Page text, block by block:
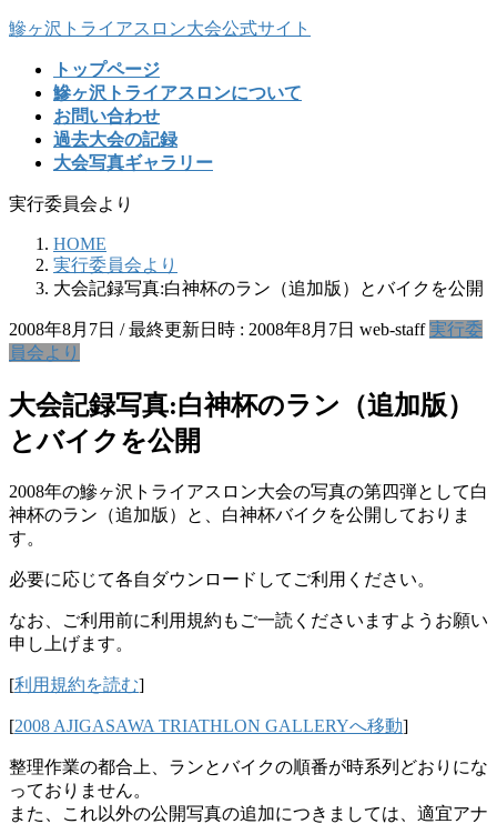
コ
キ
ッ
ナ
に
移
鰺ヶ沢トライアスロン大会公式サイト
トップページ
鰺ヶ沢トライアスロンについて
お問い合わせ
過去大会の記録
大会写真ギャラリー
実行委員会より
HOME
実行委員会より
大会記録写真:白神杯のラン（追加版）とバイクを公開
2008年8月7日 / 最終更新日時 : 2008年8月7日 web-staff 実行委
員会より
大会記録写真:白神杯のラン（追加版）
とバイクを公開
2008年の鰺ヶ沢トライアスロン大会の写真の第四弾として白
神杯のラン（追加版）と、白神杯バイクを公開しておりま
す。
必要に応じて各自ダウンロードしてご利用ください。
なお、ご利用前に利用規約もご一読くださいますようお願い
申し上げます。
[利用規約を読む]
[2008 AJIGASAWA TRIATHLON GALLERYへ移動]
整理作業の都合上、ランとバイクの順番が時系列どおりにな
っておりません。
また、これ以外の公開写真の追加につきましては、適宜アナ